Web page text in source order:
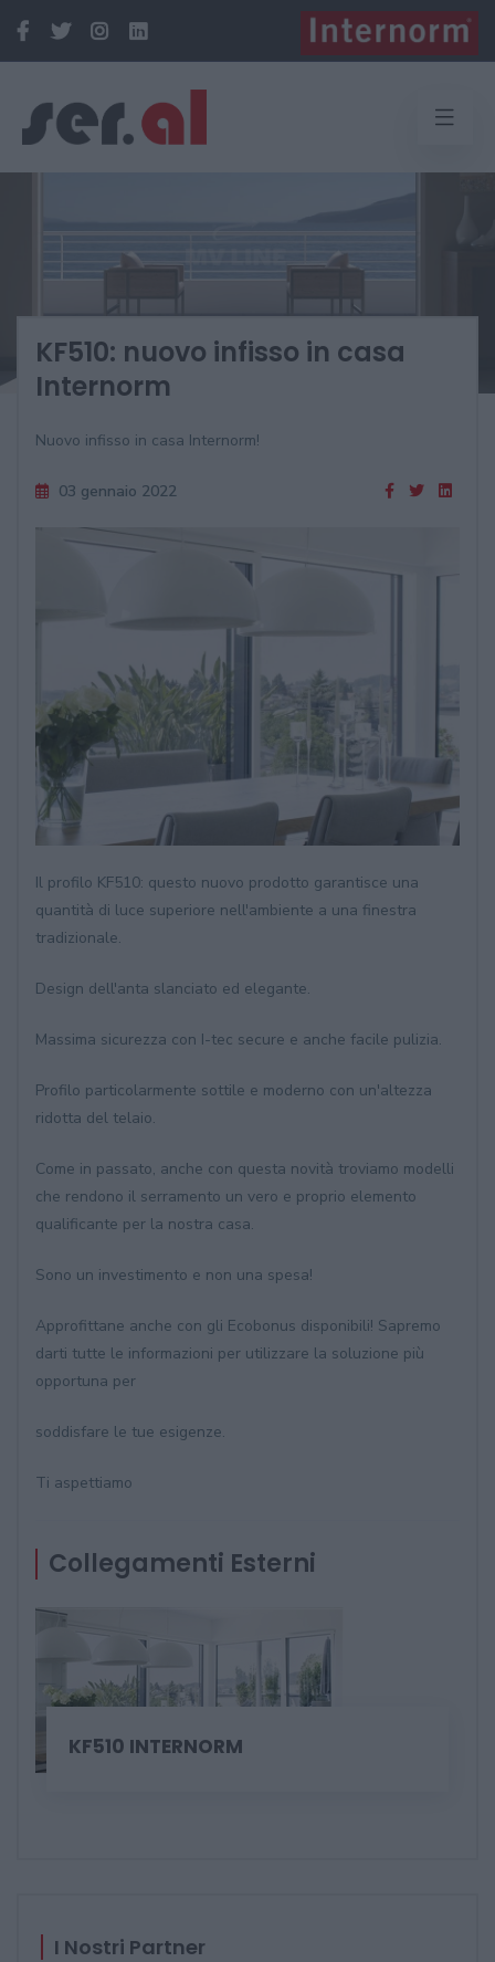
KF510: nuovo infisso in casa
Internorm
Nuovo infisso in casa Internorm!
03 gennaio 2022
Il profilo KF510: questo nuovo prodotto garantisce una
quantità di luce superiore nell'ambiente a una finestra
tradizionale.
Design dell'anta slanciato ed elegante.
Massima sicurezza con I-tec secure e anche facile pulizia.
Profilo particolarmente sottile e moderno con un'altezza
ridotta del telaio.
Come in passato, anche con questa novità troviamo modelli
che rendono il serramento un vero e proprio elemento
qualificante per la nostra casa.
Sono un investimento e non una spesa!
Approfittane anche con gli Ecobonus disponibili! Sapremo
darti tutte le informazioni per utilizzare la soluzione più
opportuna per
soddisfare le tue esigenze.
Ti aspettiamo
Collegamenti Esterni
KF510 INTERNORM
I Nostri Partner